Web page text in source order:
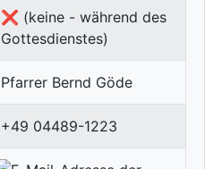
❌ (keine - während des
Gottesdienstes)
Pfarrer Bernd Göde
+49 04489-1223